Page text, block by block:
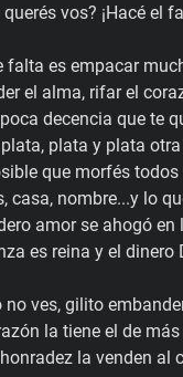
querés vos? ¡Hacé el
falta es empacar
el alma, rifar el
decencia que te
plata y plata otra
que morfés todos
casa, nombre...y lo
amor se ahogó en
es reina y el dinero
no ves, gilito
la tiene el de
la venden al